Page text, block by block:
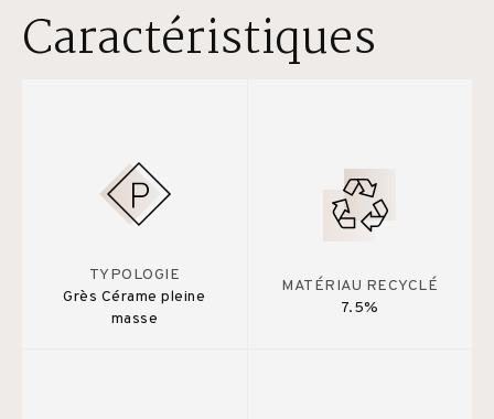
Caractéristiques
TYPOLOGIE
Grès Cérame pleine
masse
MATÉRIAU RECYCLÉ
7.5%